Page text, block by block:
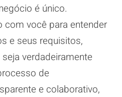
é único.
com você para entender
e seus requisitos,
verdadeiramente
de
e colaborativo,